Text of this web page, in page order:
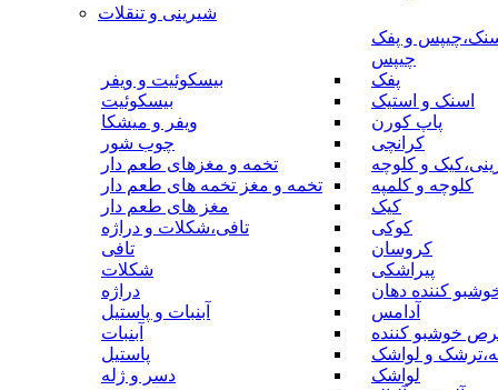
شیرینی و تنقلات
و پفک
چیپس
پفک
اسنک و استیک
پاپ کورن
کرانچی
و کلوچه
کلوچه و کلمپه
کیک
کوکی
کروسان
پیراشکی
کننده دهان
آدامس
خوشبو کننده
و لواشک
لواشک
بیسکوئیت و ویفر
بیسکوئیت
ویفر و میشکا
چوب شور
تخمه و مغزهای طعم دار
تخمه و مغز تخمه های طعم دار
مغز های طعم دار
تافی،شکلات و دراژه
تافی
شکلات
دراژه
آبنبات و پاستیل
آبنبات
پاستیل
دسر و ژله